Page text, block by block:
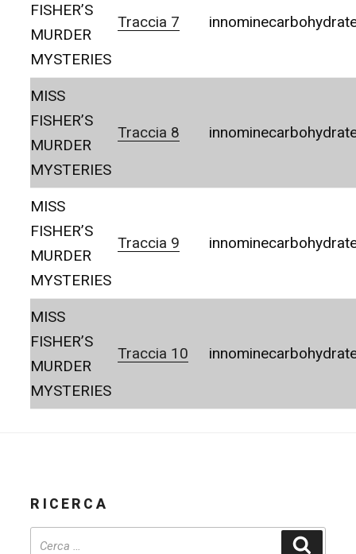
FISHER’S
MURDER
MYSTERIES
Traccia 7
MISS
FISHER’S
MURDER
MYSTERIES
Traccia 8
MISS
FISHER’S
MURDER
MYSTERIES
Traccia 9
MISS
FISHER’S
MURDER
MYSTERIES
Traccia 10
RICERCA